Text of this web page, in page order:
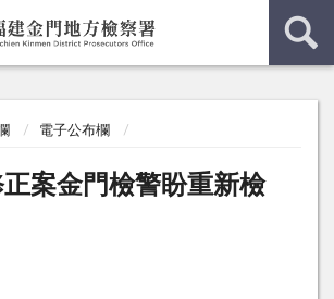
電子公布欄
案金門檢警盼重新檢